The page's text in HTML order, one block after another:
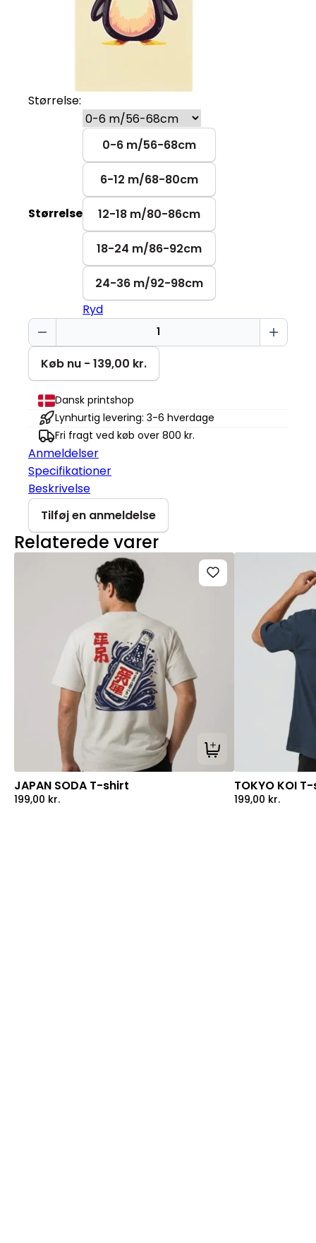
Størrelse:
Størrelse
0-6 m/56-68cm
6-12 m/68-80cm
12-18 m/80-86cm
18-24 m/86-92cm
24-36 m/92-98cm
Ryd
Sød
pingvin
Baby
Creator
antal
Køb nu - 139,00 kr.
Dansk printshop
Lynhurtig levering: 3-6 hverdage
Fri fragt ved køb over 800 kr.
Anmeldelser
Specifikationer
Beskrivelse
Tilføj en anmeldelse
Relaterede varer
Tilføj til kurv
JAPAN SODA T-shirt
199,00 kr.
TOKYO KOI
199,00 kr.